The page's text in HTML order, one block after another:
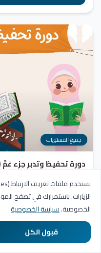
جميع المستويات
دورة تحفيظ وتدبر جزء عَمَّ
معاني السور. يشمل المنهج مراجعة
القرآنية من خلال أنشطة تفاعلية
التسجيل مفتوح
عدد الدروس شهادة
عرض البرنامج الرئيسية المسارات التعليمية
الزيارات. باستمرارك في تصفح
الخصوصية.سياسة الخصوصية
قبول الكل